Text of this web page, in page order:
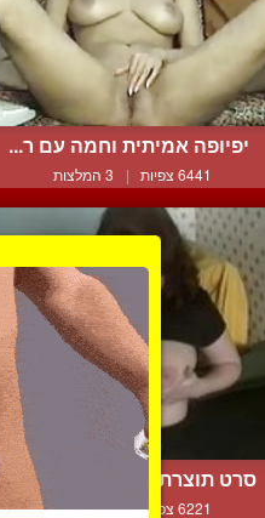
יפיופה אמיתית וחמה עם ר...
6441 צפיות | 3 המלצות
סרט תוצרת בית של בחורה נ...
6221 צפיות | 2 המלצות